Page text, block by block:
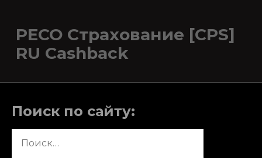
РЕСО Страхование [CPS]
RU Cashback
Поиск по сайту: